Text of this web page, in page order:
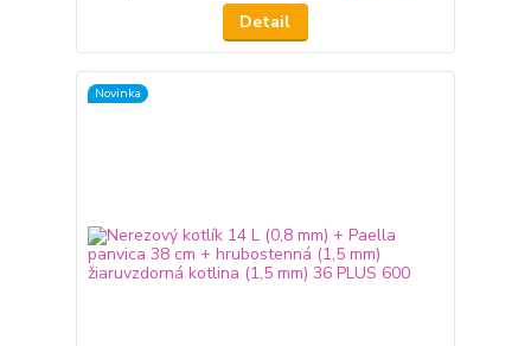
Detail
Novinka